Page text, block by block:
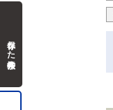
保存した検索条件